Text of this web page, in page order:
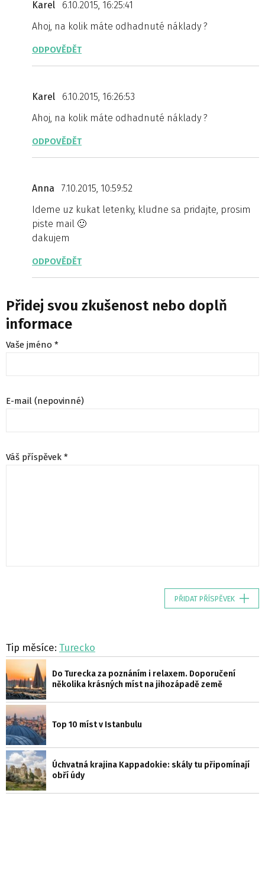
Karel
6.10.2015, 16:25:41
Ahoj, na kolik máte odhadnuté náklady ?
ODPOVĚDĚT
Karel
6.10.2015, 16:26:53
Ahoj, na kolik máte odhadnuté náklady ?
ODPOVĚDĚT
Anna
7.10.2015, 10:59:52
Ideme uz kukat letenky, kludne sa pridajte, prosim
piste mail 🙂
dakujem
ODPOVĚDĚT
Přidej svou zkušenost nebo doplň
informace
Vaše jméno *
E-mail (nepovinné)
Váš příspěvek *
PŘIDAT PŘÍSPĚVEK
Tip měsíce: Turecko
Do Turecka za poznáním i relaxem. Doporučení
několika krásných míst na jihozápadě země
Top 10 míst v Istanbulu
Úchvatná krajina Kappadokie: skály tu připomínají
obří údy